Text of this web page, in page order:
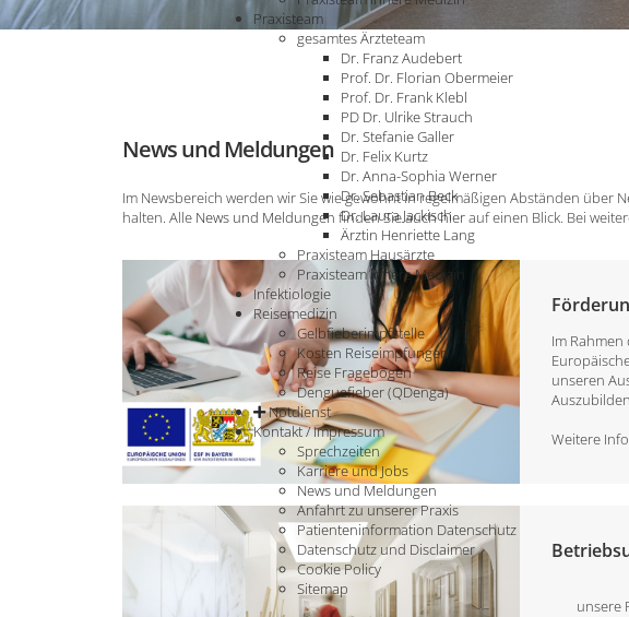
Praxisteam
gesamtes Ärzteteam
Dr. Franz Audebert
Prof. Dr. Florian Obermeier
Prof. Dr. Frank Klebl
PD Dr. Ulrike Strauch
Dr. Stefanie Galler
Dr. Felix Kurtz
Dr. Anna-Sophia Werner
Dr. Sebastian Beck
Dr. Laura Jackisch
Ärztin Henriette Lang
Praxisteam Hausärzte
Praxisteam innere Medizin
Infektiologie
Reisemedizin
Gelbfieberimpfstelle
Kosten Reiseimpfungen
Reise Fragebogen
Denguefieber (QDenga)
Notdienst
Kontakt / Impressum
Sprechzeiten
Karriere und Jobs
News und Meldungen
Anfahrt zu unserer Praxis
Patienteninformation Datenschutz
Datenschutz und Disclaimer
Cookie Policy
Sitemap
Newsund Meldungen
Im Newsbereich werden wir Sie wie gewohnt in regelmäßigen Abständen
halten. Alle News und Meldungen finden Sie auchhierauf einen Blick. Bei
Im
unseren
Weitere
unsere